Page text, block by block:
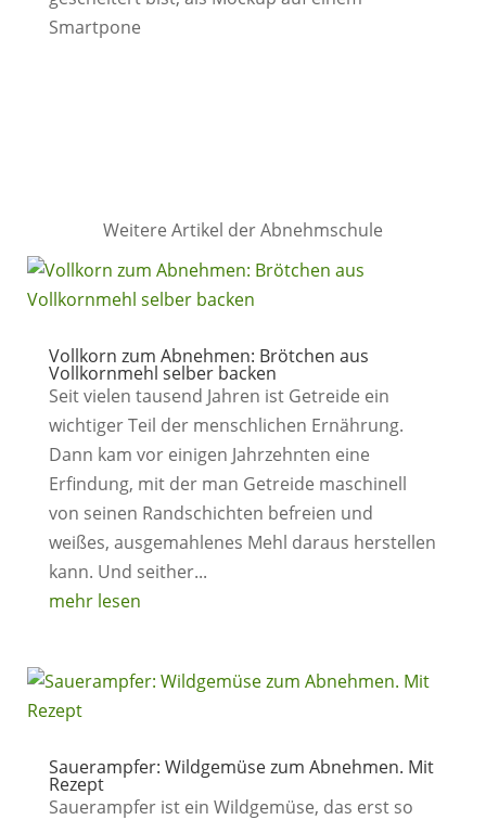
Weitere Artikel der Abnehmschule
Vollkorn zum Abnehmen: Brötchen aus
Vollkornmehl selber backen
Seit vielen tausend Jahren ist Getreide ein
wichtiger Teil der menschlichen Ernährung.
Dann kam vor einigen Jahrzehnten eine
Erfindung, mit der man Getreide maschinell
von seinen Randschichten befreien und
weißes, ausgemahlenes Mehl daraus herstellen
kann. Und seither...
mehr lesen
Sauerampfer: Wildgemüse zum Abnehmen. Mit
Rezept
Sauerampfer ist ein Wildgemüse, das erst so